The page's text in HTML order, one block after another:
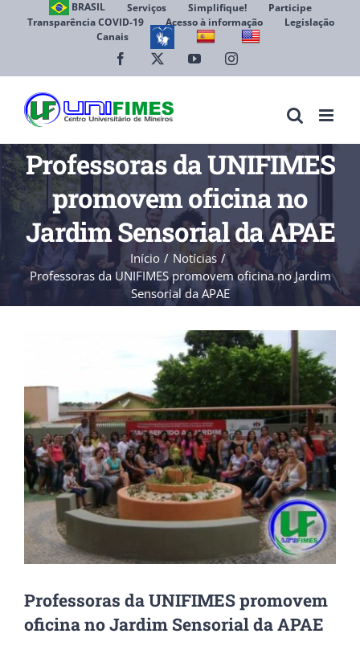
BRASIL Serviços Simplifique!
Participe
Transparência COVID-19
Acesso à informação
Legislação
Canais
Facebook YouTubeInstagram
Professoras da UNIFIMES
promovem oficina no
Jardim Sensorial da APAE
Início
Notícias
Professoras da UNIFIMES promovem oficina no Jardim
Sensorial da APAE
Professoras da UNIFIMES promovem
oficina no Jardim Sensorial da APAE